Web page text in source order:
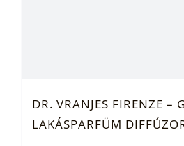
DR. VRANJES FIRENZE –
LAKÁSPARFÜM